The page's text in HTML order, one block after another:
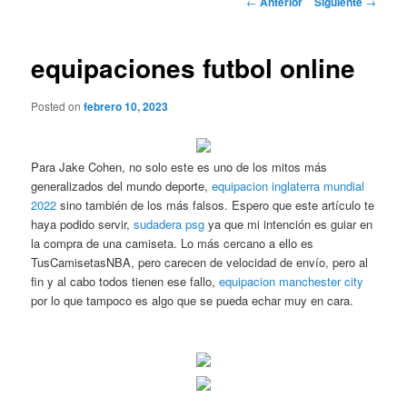
equipaciones futbol online
Posted onfebrero 10, 2023
Para Jake Cohen, no solo este es uno de los mitos más
generalizados del mundo deporte,equipacion inglaterra mundial
2022 sino también de los más falsos. Espero que este artículo te
haya podido servir,sudadera psg ya que mi intención es guiar en
la compra de una camiseta. Lo más cercano a ello es
TusCamisetasNBA, pero carecen de velocidad de envío, pero al
fin y al cabo todos tienen ese fallo,equipacion manchester city
por lo que tampoco es algo que se pueda echar muy en cara.